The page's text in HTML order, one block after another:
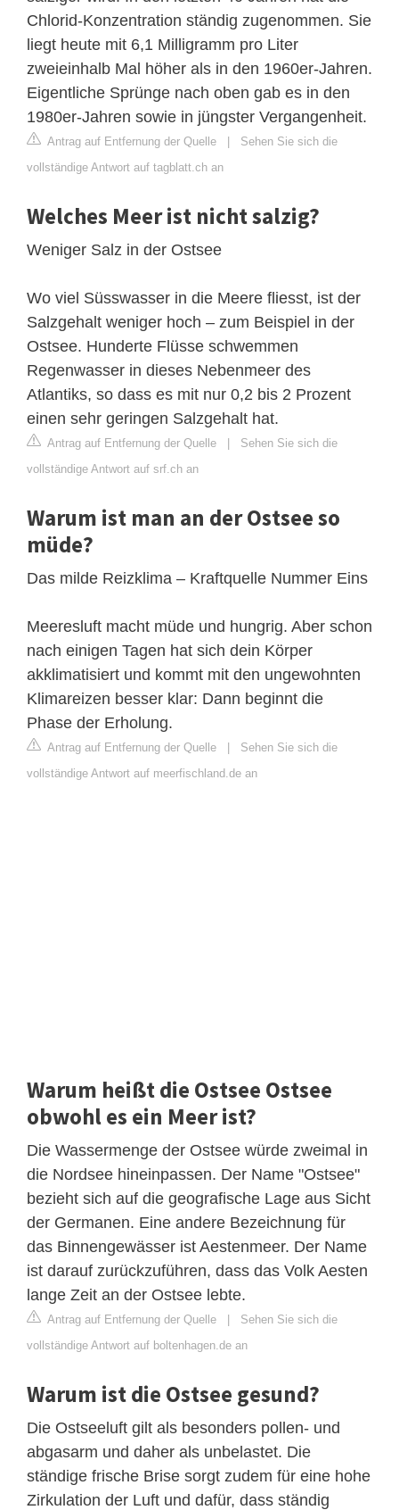
Chlorid-Konzentration ständig zugenommen. Sie
liegt heute mit 6,1 Milligramm pro Liter
zweieinhalb Mal höher als in den 1960er-Jahren.
Eigentliche Sprünge nach oben gab es in den
1980er-Jahren sowie in jüngster Vergangenheit.
Antrag auf Entfernung der Quelle | Sehen Sie sich die
vollständige Antwort auf tagblatt.ch an
Welches Meer ist nicht salzig?
Weniger Salz in der Ostsee
Wo viel Süsswasser in die Meere fliesst, ist der
Salzgehalt weniger hoch – zum Beispiel in der
Ostsee. Hunderte Flüsse schwemmen
Regenwasser in dieses Nebenmeer des
Atlantiks, so dass es mit nur 0,2 bis 2 Prozent
einen sehr geringen Salzgehalt hat.
Antrag auf Entfernung der Quelle | Sehen Sie sich die
vollständige Antwort auf srf.ch an
Warum ist man an der Ostsee so
müde?
Das milde Reizklima – Kraftquelle Nummer Eins
Meeresluft macht müde und hungrig. Aber schon
nach einigen Tagen hat sich dein Körper
akklimatisiert und kommt mit den ungewohnten
Klimareizen besser klar: Dann beginnt die
Phase der Erholung.
Antrag auf Entfernung der Quelle | Sehen Sie sich die
vollständige Antwort auf meerfischland.de an
Warum heißt die Ostsee Ostsee
obwohl es ein Meer ist?
Die Wassermenge der Ostsee würde zweimal in
die Nordsee hineinpassen. Der Name "Ostsee"
bezieht sich auf die geografische Lage aus Sicht
der Germanen. Eine andere Bezeichnung für
das Binnengewässer ist Aestenmeer. Der Name
ist darauf zurückzuführen, dass das Volk Aesten
lange Zeit an der Ostsee lebte.
Antrag auf Entfernung der Quelle | Sehen Sie sich die
vollständige Antwort auf boltenhagen.de an
Warum ist die Ostsee gesund?
Die Ostseeluft gilt als besonders pollen- und
abgasarm und daher als unbelastet. Die
ständige frische Brise sorgt zudem für eine hohe
Zirkulation der Luft und dafür, dass ständig